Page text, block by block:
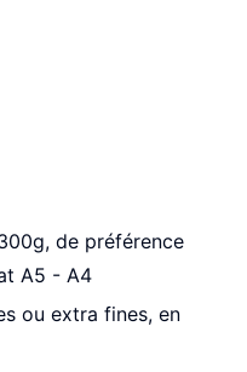
de préférence
A5 - A4
ou extra fines, en